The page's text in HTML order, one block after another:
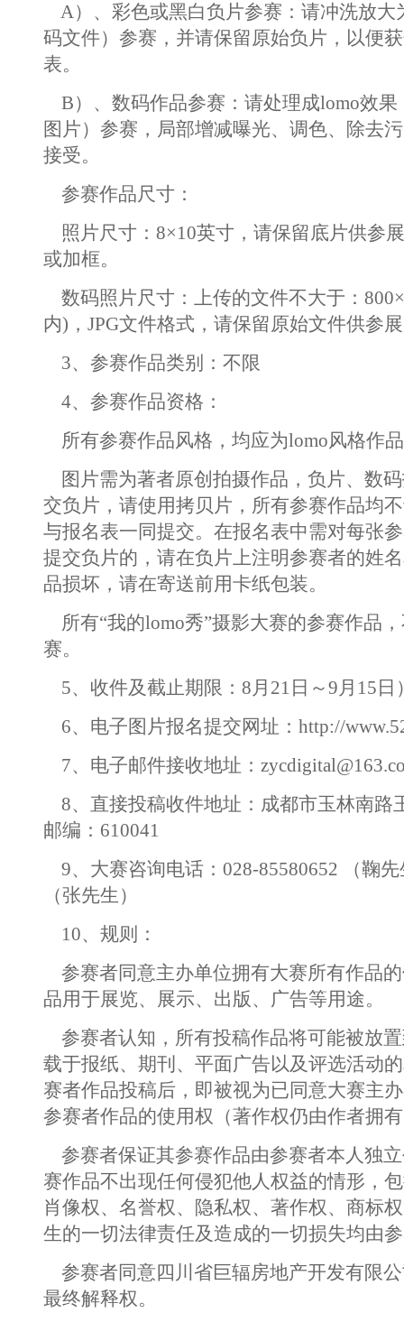
A）、彩色或黑白负片参赛：请冲洗放大
码文件）参赛，并请保留原始负片，以便
表。
B）、数码作品参赛：请处理成lomo效果
图片）参赛，局部增减曝光、调色、除去
接受。
参赛作品尺寸：
照片尺寸：8×10英寸，请保留底片供参
或加框。
数码照片尺寸：上传的文件不大于：
内)，JPG文件格式，请保留原始文件供参
3、参赛作品类别：不限
4、参赛作品资格：
所有参赛作品风格，均应为lomo风格作
图片需为著者原创拍摄作品，负片、数
交负片，请使用拷贝片，所有参赛作品均
与报名表一同提交。在报名表中需对每张
提交负片的，请在负片上注明参赛者的姓
品损坏，请在寄送前用卡纸包装。
所有“我的lomo秀”摄影大赛的参赛作品
赛。
5、收件及截止期限：8月21日～9月15日
6、电子图片报名提交网址： http://
7、电子邮件接收地址：
8、直接投稿收件地址：成都市玉林南路
邮编：610041
9、大赛咨询电话：028-85580652 （鞠先
（张先生）
10、规则：
参赛者同意主办单位拥有大赛所有作品
品用于展览、展示、出版、广告等用途。
参赛者认知，所有投稿作品将可能被放
载于报纸、期刊、平面广告以及评选活动
赛者作品投稿后，即被视为已同意大赛主
参赛者作品的使用权（著作权仍由作者拥
参赛者保证其参赛作品由参赛者本人独
赛作品不出现任何侵犯他人权益的情形，
肖像权、名誉权、隐私权、著作权、商标
生的一切法律责任及造成的一切损失均由
参赛者同意四川省巨辐房地产开发有限
最终解释权。